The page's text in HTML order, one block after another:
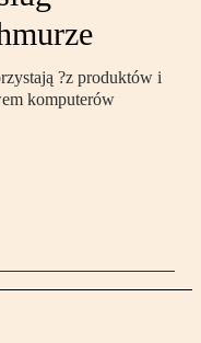
?z produktów i
komputerów